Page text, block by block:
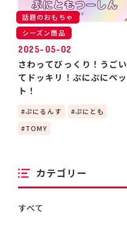
話題のおもちゃ
シーズン商品
2025-05-02
さわってびっくり！うごい
てドッキリ！ぷにぷにペッ
ト！
ぷにるんす
ぷにとも
TOMY
カテゴリー
すべて